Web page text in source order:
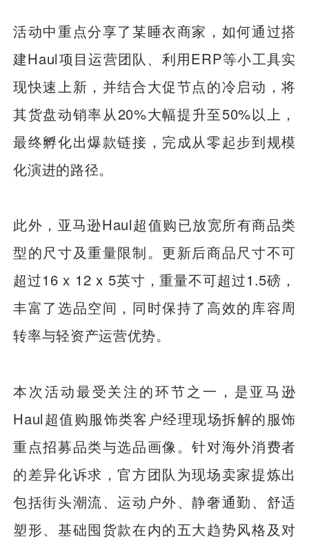
活动中重点分享了某睡衣商家，如何通过搭
建Haul项目运营团队、利用ERP等小工具实
现快速上新，并结合大促节点的冷启动，将
其货盘动销率从20%大幅提升至50%以上，
最终孵化出爆款链接，完成从零起步到规模
化演进的路径。
此外，亚马逊Haul超值购已放宽所有商品类
型的尺寸及重量限制。更新后商品尺寸不可
超过16 x 12 x 5英寸，重量不可超过1.5磅，
丰富了选品空间，同时保持了高效的库容周
转率与轻资产运营优势。
本次活动最受关注的环节之一，是亚马逊
Haul超值购服饰类客户经理现场拆解的服饰
重点招募品类与选品画像。针对海外消费者
的差异化诉求，官方团队为现场卖家提炼出
包括街头潮流、运动户外、静奢通勤、舒适
塑形、基础囤货款在内的五大趋势风格及对